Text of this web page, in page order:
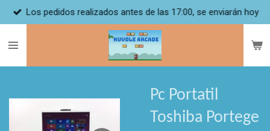
contenido
Los pedidos realizados antes de las 17:00, se enviarán hoy
Pc Portatil
Toshiba Portege